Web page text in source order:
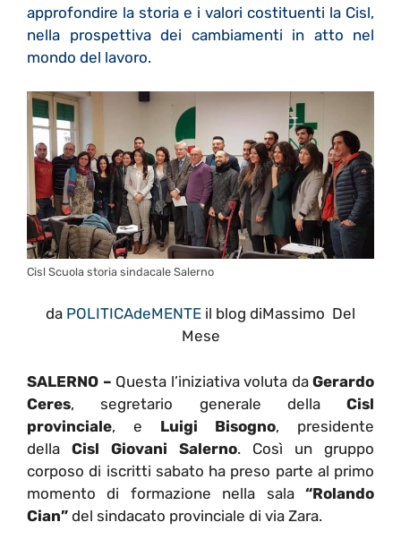
approfondire la storia e i valori costituenti la Cisl,
nella prospettiva dei cambiamenti in atto nel
mondo del lavoro.
Cisl Scuola storia sindacale Salerno
da POLITICAdeMENTE il blog diMassimo Del
Mese
SALERNO – Questa l’iniziativa voluta da Gerardo
Ceres, segretario generale della Cisl
provinciale, e Luigi Bisogno, presidente
della Cisl Giovani Salerno. Così un gruppo
corposo di iscritti sabato ha preso parte al primo
momento di formazione nella sala “Rolando
Cian” del sindacato provinciale di via Zara.